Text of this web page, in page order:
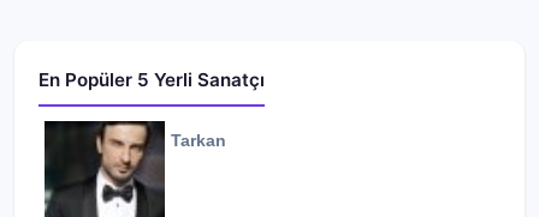
En Popüler 5 Yerli Sanatçı
Tarkan